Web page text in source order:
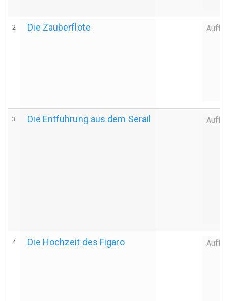
2 Die Zauberflöte
3 Die Entführung aus dem Serail
4 Die Hochzeit des Figaro